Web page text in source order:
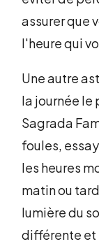
assurer que
l'heure qui
Une autre
la journée le
Sagrada
foules,
les heures
matin ou
lumière du
différente et